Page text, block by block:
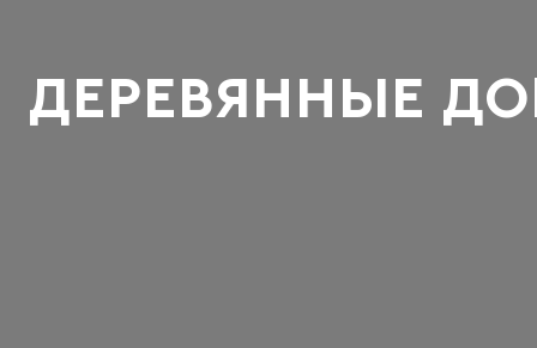
ДЕРЕВЯННЫЕ